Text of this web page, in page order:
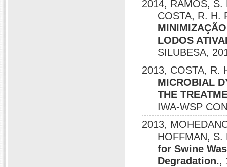
2014, RAMOS, S.
COSTA, R. H.
LODOS
SILUBESA,
2013, COSTA, R.
MICROBIAL
THE
IWA-WSP
2013,
HOFFMAN,
for Swine
Degradation.,